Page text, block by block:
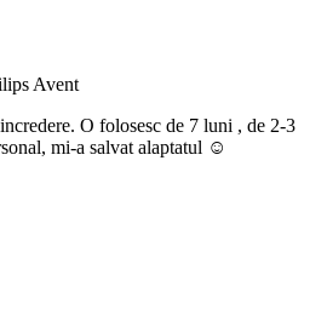
Avent
O folosesc de 7 luni , de 2-3
mi-a salvat alaptatul ☺️